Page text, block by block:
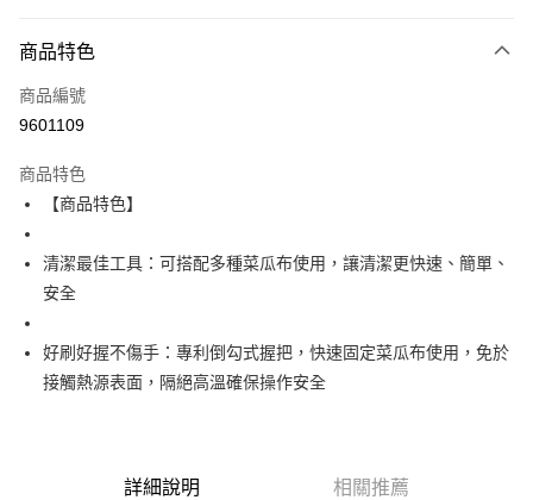
LINE Pay
Apple Pay
運送方式
全家取貨付款
每筆NT$60
每筆NT$60
7-11取貨付款
商品特色
商品編號
9601109
商品特色
【商品特色】
清潔最佳工具：可搭配多種菜瓜布使用，讓清潔更快速、簡單、
安全
好刷好握不傷手：專利倒勾式握把，快速固定菜瓜布使用，免於
接觸熱源表面，隔絕高溫確保操作安全
詳細說明 相關推薦